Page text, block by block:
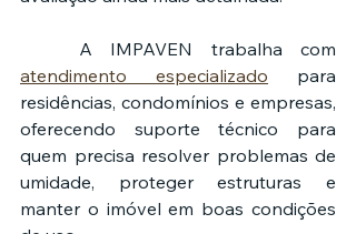
atendimento especializado para
residências, condomínios e empresas,
oferecendo suporte técnico para
quem precisa resolver problemas de
umidade, proteger estruturas e
manter o imóvel em boas condições